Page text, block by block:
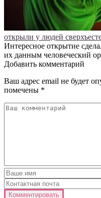
открыли у людей
Интересное открытие
их данным человеческий
Добавить комментарий
Ваш адрес email не будет
помечены *